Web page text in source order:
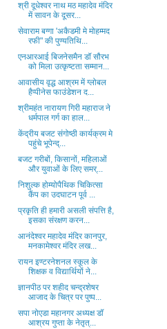
श्री दूधेश्वर नाथ मठ महादेव मंदिर
में सावन के दूसर...
सेवाराम बग्गा 'अकैडमी मे मोहम्मद
रफी" की पुण्यतिथि...
एनआरआई बिजनेसमैन डॉ सौरभ
को मिला उत्कृष्टता सम्मान...
आवासीय वृद्ध आश्रम में ग्लोबल
हैप्पीनेस फाउंडेशन द...
श्रीमहंत नारायण गिरी महाराज ने
धर्मपाल गर्ग का हाल...
केंद्रीय बजट संगोष्ठी कार्यक्रम मे
पहुंचे भूपेन्द्...
बजट गरीबों, किसानों, महिलाओं
और युवाओं के लिए समर्...
निशुल्क होम्योपैथिक चिकित्सा
कैंप का उदघाटन पूर्व ...
प्रकृति ही हमारी असली संपत्ति है,
इसका संरक्षण करन...
आनंदेश्वर महादेव मंदिर कानपुर,
मनकामेश्वर मंदिर लख...
रायन इण्टरनेशनल स्कूल के
शिक्षक व विद्यार्थियों ने...
ज्ञानपीठ पर शहीद चन्द्रशेषर
आजाद के चित्र पर पुष्प...
सपा नोएडा महानगर अध्यक्ष डॉ
आश्रय गुप्ता के नेतृत्...